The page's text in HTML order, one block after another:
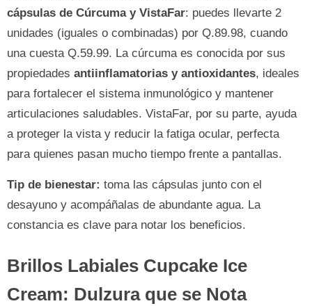
cápsulas de Cúrcuma y VistaFar: puedes llevarte 2
unidades (iguales o combinadas) por Q.89.98, cuando
una cuesta Q.59.99. La cúrcuma es conocida por sus
propiedades antiinflamatorias y antioxidantes, ideales
para fortalecer el sistema inmunológico y mantener
articulaciones saludables. VistaFar, por su parte, ayuda
a proteger la vista y reducir la fatiga ocular, perfecta
para quienes pasan mucho tiempo frente a pantallas.
Tip de bienestar: toma las cápsulas junto con el
desayuno y acompáñalas de abundante agua. La
constancia es clave para notar los beneficios.
Brillos Labiales Cupcake Ice
Cream: Dulzura que se Nota